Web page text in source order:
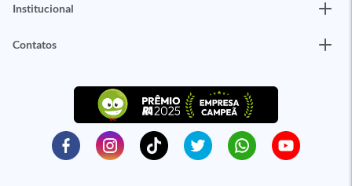
Institucional
Contatos